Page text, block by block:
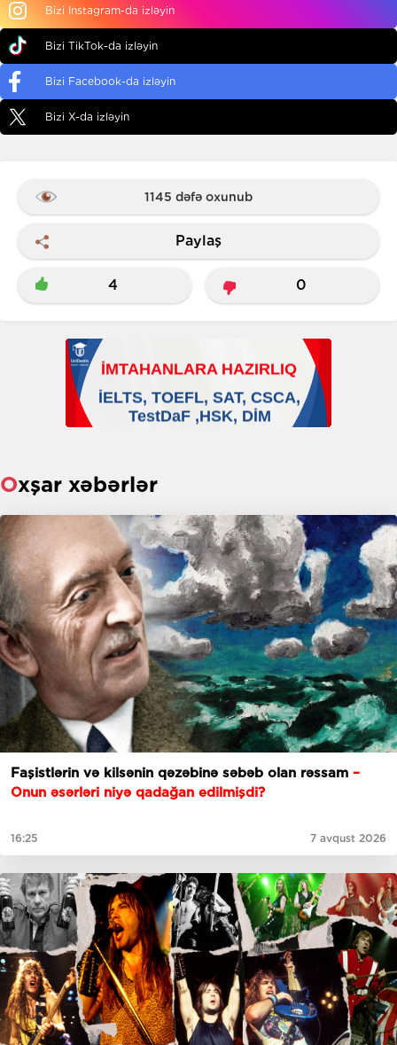
Bizi Instagram-da izləyin
Bizi TikTok-da izləyin
Bizi Facebook-da izləyin
Bizi X-da izləyin
1145 dəfə oxunub
Paylaş
4 0
Oxşar xəbərlər
Faşistlərin və kilsənin qəzəbinə səbəb olan rəssam –
Onun əsərləri niyə qadağan edilmişdi?
16:25 7 avqust 2026